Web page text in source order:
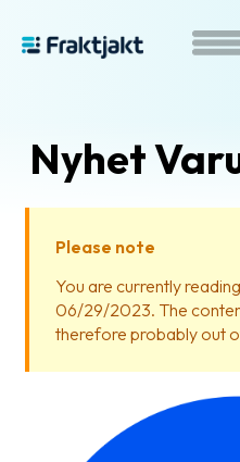
What
Nyhet
Please note
You are currently
06/29/2023. The
therefore probably out